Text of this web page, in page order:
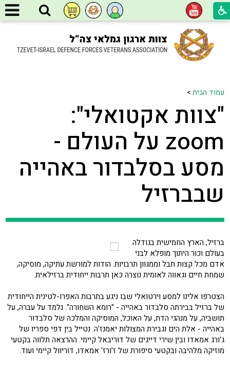
עמוד הבית>
"צוות אקטואלי":
zoom על העולם -
מסע בסלבדור באהייה
שבברזיל
ברזיל, הארץ החמישית בגודלה
בעולם וכור היתוך מופלא לבני
אדם מכל קצות תבל וממגוון תרבויות. הודות למורשת עתיקה, מוסיקה,
שמחת חיים וגאווה לאומית נוצרה כאן תרבות ייחודית ברזילאית.
הצטרפו אלינו למסע וירטואלי שבו ניגע בתרבות האפרו-לטינית הייחודית
של ברזיל בבירתה סלבדור באהייה - "רומא השחורה". נלמד על עברה, על
תושביה, על מנהגי הדת, על האוכל, המוסיקה והמלכה של סלבדור
באהייה - אלת הים וגבירת המצולות יאמנז'ה. נטייל בין דפי ספריו של
ג'ורג אמאדו ובין שירי דייגים של דוריבאל קיימי. ההרצאה תלווה בקטעי
מוזיקה מלהיבה ובקטעי סיפורת של ז'ורז' אמאדו, דוריוול קיימי ועוד.